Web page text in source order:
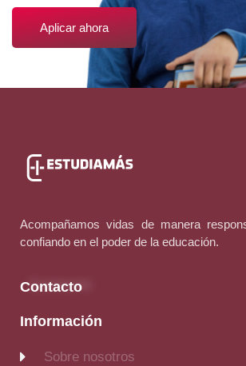
Aplicar ahora
Acompañamos vidas de manera
confiando en el poder de la educación.
Contacto
Información
Sobre nosotros